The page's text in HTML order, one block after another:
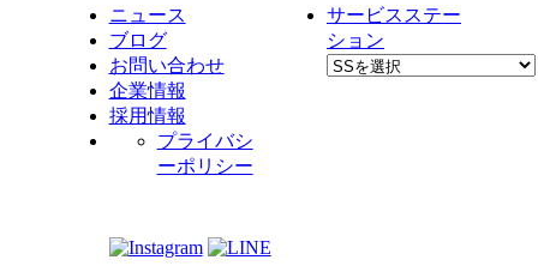
ニュース
ブログ
お問い合わせ
企業情報
採用情報
プライバシ
ーポリシー
サービスステー
ション